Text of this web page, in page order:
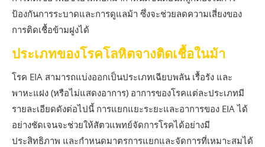
ป้องกันการระบาดและการดูแลม้า ซึ่งจะช่วยลดความเสี่ยงของ
การติดเชื้อข้ามฝูงได้
ประเภทของโรคโลหิตจางติดเชื้อในม้า
โรค EIA สามารถแบ่งออกเป็นประเภทเฉียบพลัน เรื้อรัง และ
พาหะแฝง (หรือไม่แสดงอาการ) อาการของโรคแต่ละประเภทมี
รายละเอียดดังต่อไปนี้ การแยกแยะระยะและอาการของ EIA ได้
อย่างชัดเจนจะช่วยให้สัตวแพทย์จัดการโรคได้อย่างมี
ประสิทธิภาพ และกำหนดมาตรการแยกและจัดการที่เหมาะสมได้